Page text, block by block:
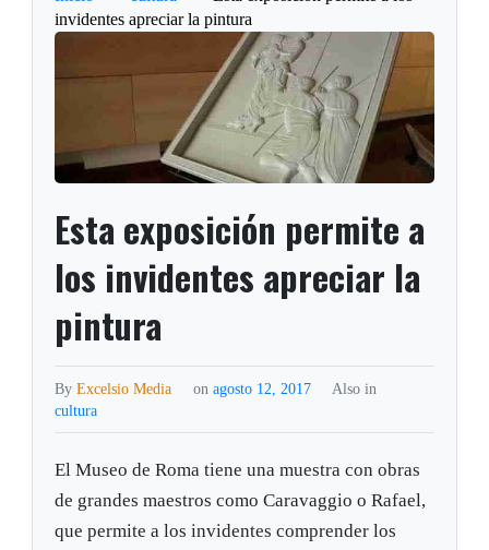
invidentes apreciar la pintura
Esta exposición permite a
los invidentes apreciar la
pintura
ByExcelsio Media on agosto 12, 2017
Also in
cultura
El Museo de Roma tiene una muestra con obras
de grandes maestros como Caravaggio o Rafael,
que permite a los invidentes comprender los